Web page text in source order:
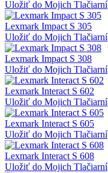
Uložiť do Mojich Tlačiarní
Lexmark Impact S 305
Uložiť do Mojich Tlačiarní
Lexmark Impact S 308
Uložiť do Mojich Tlačiarní
Lexmark Interact S 602
Uložiť do Mojich Tlačiarní
Lexmark Interact S 605
Uložiť do Mojich Tlačiarní
Lexmark Interact S 608
Uložiť do Mojich Tlačiarní